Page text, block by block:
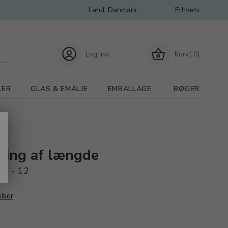
Land: Danmark Erhverv
Kurv( 0)
Log ind
GLAS & EMALJE EMBALLAGE BØGER
af længde
- 12